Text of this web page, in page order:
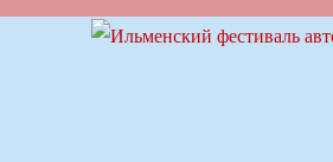
Ильменский